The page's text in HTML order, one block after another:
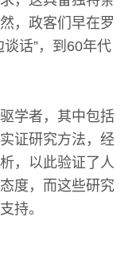
，政客们早在罗
话”，到60年代
学者，其中包括
证研究方法，经
，以此验证了人
度，而这些研究
持。